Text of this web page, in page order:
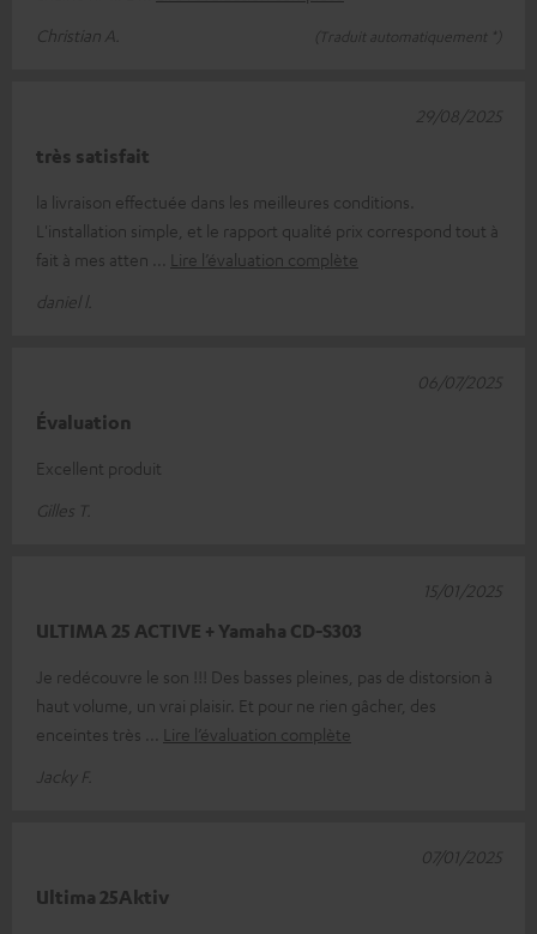
Christian A.
(Traduit automatiquement *)
très satisfait
la livraison effectuée dans les meilleures conditions.
L'installation simple, et le rapport qualité prix correspond tout à
fait à mes atten
Lire l’évaluation complète
daniel l.
29/08/2025
Évaluation
Excellent produit
Gilles T.
06/07/2025
ULTIMA 25 ACTIVE + Yamaha CD-S303
Je redécouvre le son !!! Des basses pleines, pas de distorsion à
haut volume, un vrai plaisir. Et pour ne rien gâcher, des
enceintes très
Lire l’évaluation complète
Jacky F.
15/01/2025
Ultima 25Aktiv
07/01/2025